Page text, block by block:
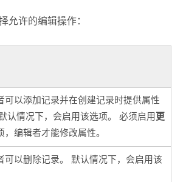
允许的编辑操作：
可以添加记录并在创建记录时提供属性
认情况下，会启用该选项。 必须启用 更
，编辑者才能修改属性。
可以删除记录。 默认情况下，会启用该